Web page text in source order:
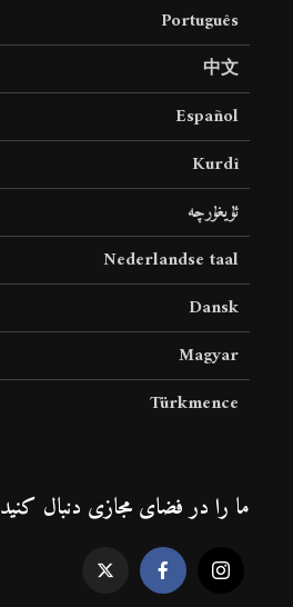
Português
中文
Español
Kurdî
ئۇيغۇرچە
Nederlandse taal
Dansk
Magyar
Türkmence
ما را در فضای مجازی دنبال کنید